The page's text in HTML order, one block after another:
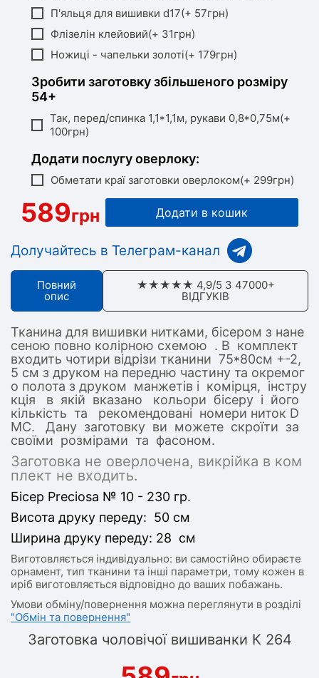
П'яльця для вишивки d17(+ 57грн)
Флізелін клейовий(+ 31грн)
Ножиці - чапельки золоті(+ 179грн)
Зробити заготовку збільшеного розміру
54+
Так, перед/спинка 1,1*1,1м, рукави 0,8*0,75м(+
100грн)
Додати послугу оверлоку:
Обметати краї заготовки оверлоком(+ 299грн)
589грн Додати в кошик
Долучайтесь в Телеграм-канал
Повний
опис
★★★★★ 4,9/5 З 47000+
ВІДГУКІВ
Тканина для вишивки нитками, бісером з нане
сеною повно колірною схемою . В комплект
входить чотири відрізи тканини 75*80см +-2,
5 см з друком на передню частину та окремог
о полота з друком манжетів і комірця, інстру
кція в якій вказано кольори бісеру і його
кількість та рекомендовані номери ниток D
MC. Дану заготовку ви можете скроїти за
своїми розмірами та фасоном.
Заготовка не оверлочена, викрійка в ком
плект не входить.
Бісер Preciosa № 10 - 230 гр.
Висота друку переду: 50 см
Ширина друку переду: 28 см
Виготовляється індивідуально: ви самостійно обираєте
орнамент, тип тканини та інші параметри, тому кожен в
иріб виготовляється відповідно до ваших побажань.
Умови обміну/повернення можна переглянути в розділі
"Обмін та повернення"
Заготовка чоловічої вишиванки К 264